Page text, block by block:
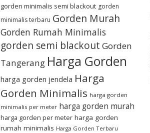
gorden minimalis semi blackout gorden
minimalis terbaru Gorden Murah
Gorden Rumah Minimalis
gorden semi blackout Gorden
Tangerang Harga Gorden
harga gorden jendela Harga
Gorden Minimalis harga gorden
minimalis per meter harga gorden murah
harga gorden per meter harga gorden
rumah minimalis Harga Gorden Terbaru